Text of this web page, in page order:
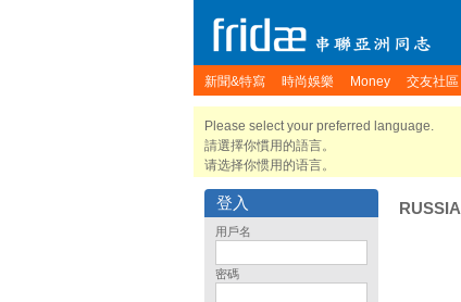
新聞&特寫 時尚娛樂 Money 交友社區
Please select your preferred language.
請選擇你慣用的語言。
请选择你惯用的语言。
登入
用戶名
密碼
RUSSIA